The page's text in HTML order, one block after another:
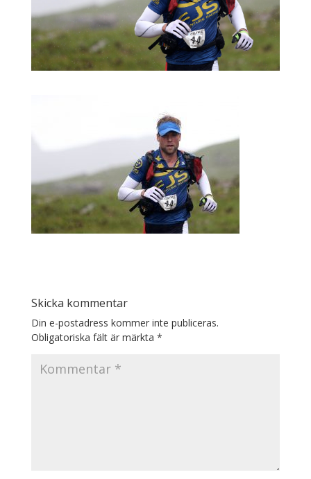
Skicka kommentar
Din e-postadress kommer inte publiceras.
Obligatoriska fält är märkta *